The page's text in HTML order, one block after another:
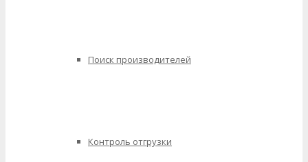
Поиск производителей
Контроль отгрузки